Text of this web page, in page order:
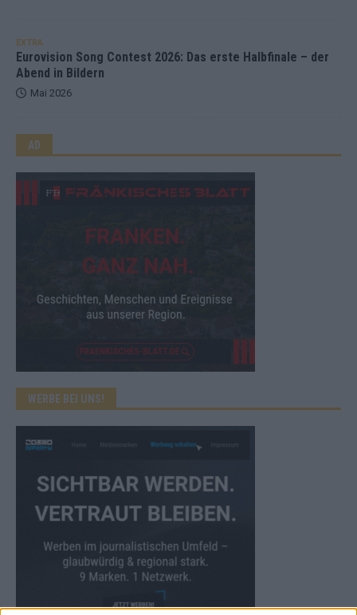
EXTRA
Eurovision Song Contest 2026: Das erste Halbfinale – der
Abend in Bildern
Mai 2026
AD
WERBE BEI UNS!